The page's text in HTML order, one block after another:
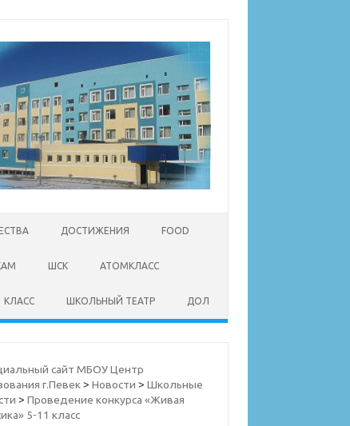
ДОСТИЖЕНИЯ FOOD
ШСК АТОМКЛАСС
КЛАСС ШКОЛЬНЫЙ ТЕАТР ДОЛ
сайт МБОУ Центр
г.Певек>Новости >Школьные
>Проведение конкурса «Живая
5-11 класс